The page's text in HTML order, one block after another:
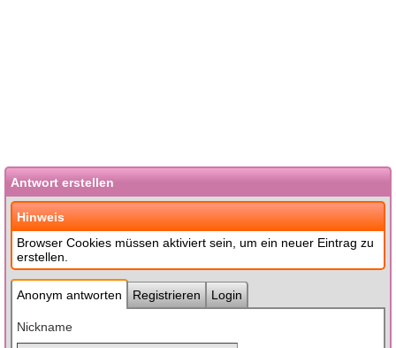
Antwort erstellen
Hinweis
Browser Cookies müssen aktiviert sein, um ein neuer Eintrag zu
erstellen.
Anonym antworten Registrieren Login
Nickname